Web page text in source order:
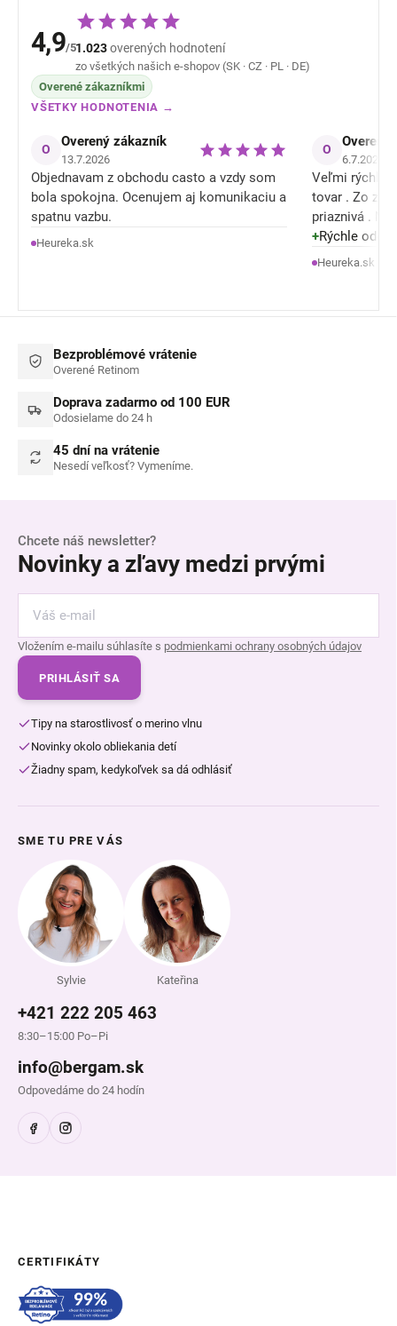
4,9/51.023overených hodnotení
zo všetkých našich e-shopov (SK · CZ · PL · DE)
Overené zákazníkmi
VŠETKY HODNOTENIA →
O Overený zákazník
13.7.2026
Objednavam z obchodu casto a vzdy som
bola spokojna. Ocenujem aj komunikaciu a
spatnu vazbu.
Heureka.sk
O Overený
6.7.2026
Veľmi rýchle
tovar . Zo
priaznivá .
tiež konečne nieje celý mokrý / spotený a
je mu lepšie .
+Rýchle
Heureka.sk
Bezproblémové vrátenie
Overené Retinom
Doprava zadarmo od 100 EUR
Odosielame do 24 h
45 dní na vrátenie
Nesedí veľkosť? Vymeníme.
Chcete náš newsletter?
Novinky a zľavy medzi prvými
Vložením e-mailu súhlasíte s podmienkami ochrany osobných údajov
PRIHLÁSIŤ SA
Tipy na starostlivosť o merino vlnu
Novinky okolo obliekania detí
Žiadny spam, kedykoľvek sa dá odhlásiť
SME TU PRE VÁS
Sylvie Kateřina
+421 222 205 463
8:30–15:00 Po–Pi
info@bergam.sk
Odpovedáme do 24 hodín
CERTIFIKÁTY